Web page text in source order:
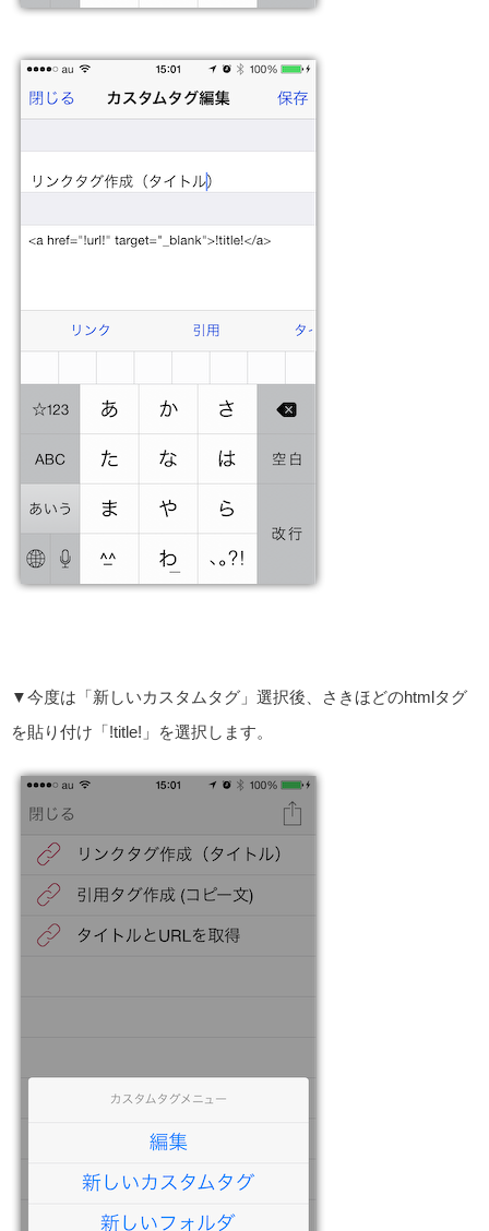
▼今度は「新しいカスタムタグ」選択後、さきほどのhtmlタグ
を貼り付け「!title!」を選択します。